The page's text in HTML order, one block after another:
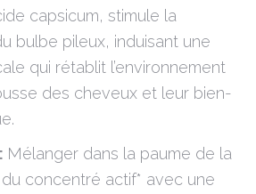
capsicum, stimule la
bulbe pileux, induisant une
qui rétablit l’environnement
des cheveux et leur bien-
Mélanger dans la paume de la
concentré actif* avec une